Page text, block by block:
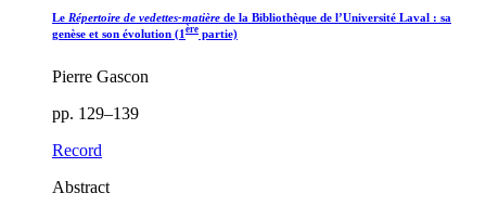
Le Répertoire de vedettes-matière de la Bibliothèque de l’Université Laval : sa
genèse et son évolution (1 ère partie)
Pierre Gascon
pp. 129–139
Record
Abstract